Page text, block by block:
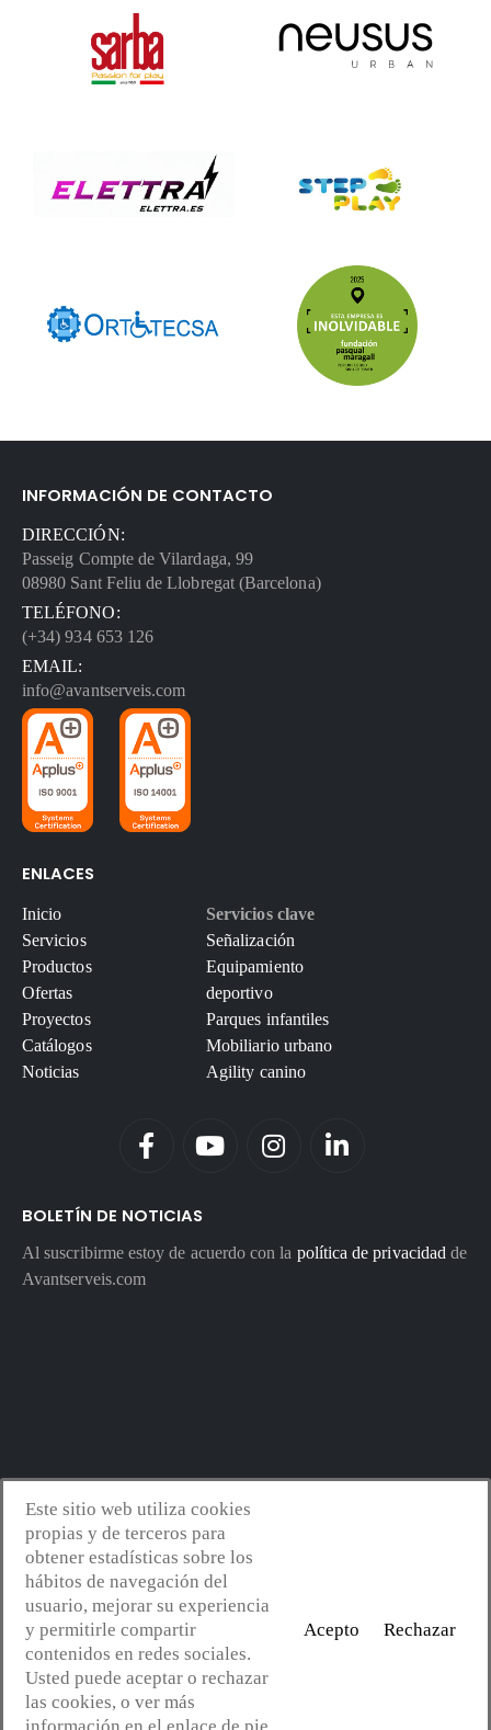
INFORMACIÓN DE CONTACTO
DIRECCIÓN:
Passeig Compte de Vilardaga, 99
08980 Sant Feliu de Llobregat (Barcelona)
TELÉFONO:
(+34) 934 653 126
EMAIL:
info@avantserveis.com
ENLACES
Inicio
Servicios
Productos
Ofertas
Proyectos
Catálogos
Noticias
Servicios clave
Señalización
Equipamiento
deportivo
Parques infantiles
Mobiliario urbano
Agility canino
BOLETÍN DE NOTICIAS
Al suscribirme estoy de acuerdo con la política de privacidad de
Avantserveis.com
Avantserveis.com - Aviso legal - GDPR
Política de cookies- Política de calidad y medio ambiente
web:Mejorconweb
Este sitio web utiliza cookies
propias y de terceros para
obtener estadísticas sobre los
hábitos de navegación del
usuario, mejorar su experiencia
y permitirle compartir
contenidos en redes sociales.
Usted puede aceptar o rechazar
las cookies, o ver más
Acepto Rechazar